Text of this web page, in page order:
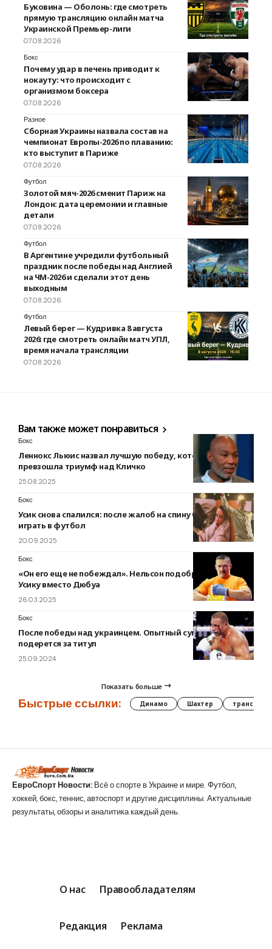
Буковина — Оболонь: где смотреть
прямую трансляцию онлайн матча
Украинской Премьер-лиги
07.08.2026
Бокс
Почему удар в печень приводит к
нокауту: что происходит с
организмом боксера
07.08.2026
Разное
Сборная Украины назвала состав на
чемпионат Европы-2026 по плаванию:
кто выступит в Париже
07.08.2026
Футбол
Золотой мяч-2026 сменит Париж на
Лондон: дата церемонии и главные
детали
07.08.2026
Футбол
В Аргентине учредили футбольный
праздник после победы над Англией
на ЧМ-2026 и сделали этот день
выходным
07.08.2026
Футбол
Левый берег — Кудривка 8 августа
2026: где смотреть онлайн матч УПЛ,
время начала трансляции
07.08.2026
Вам также может понравиться
Бокс
Леннокс Льюис назвал лучшую победу, которая
превзошла триумф над Кличко
25.08.2025
Бокс
Усик снова спалился: после жалоб на спину боксер вышел
играть в футбол
20.09.2025
Бокс
«Он его еще не побеждал». Нельсон подобрал соперника
Усику вместо Дюбуа
26.03.2025
Бокс
После победы над украинцем. Опытный супертяж
подерется за титул
25.09.2024
Показать больше
Быстрые ссылки: Динамо Шахтер трансферы
ЕвроСпорт Новости: Всё о спорте в Украине и мире. Футбол,
хоккей, бокс, теннис, автоспорт и другие дисциплины. Актуальные
результаты, обзоры и аналитика каждый день.
О нас Правообладателям
Редакция Реклама